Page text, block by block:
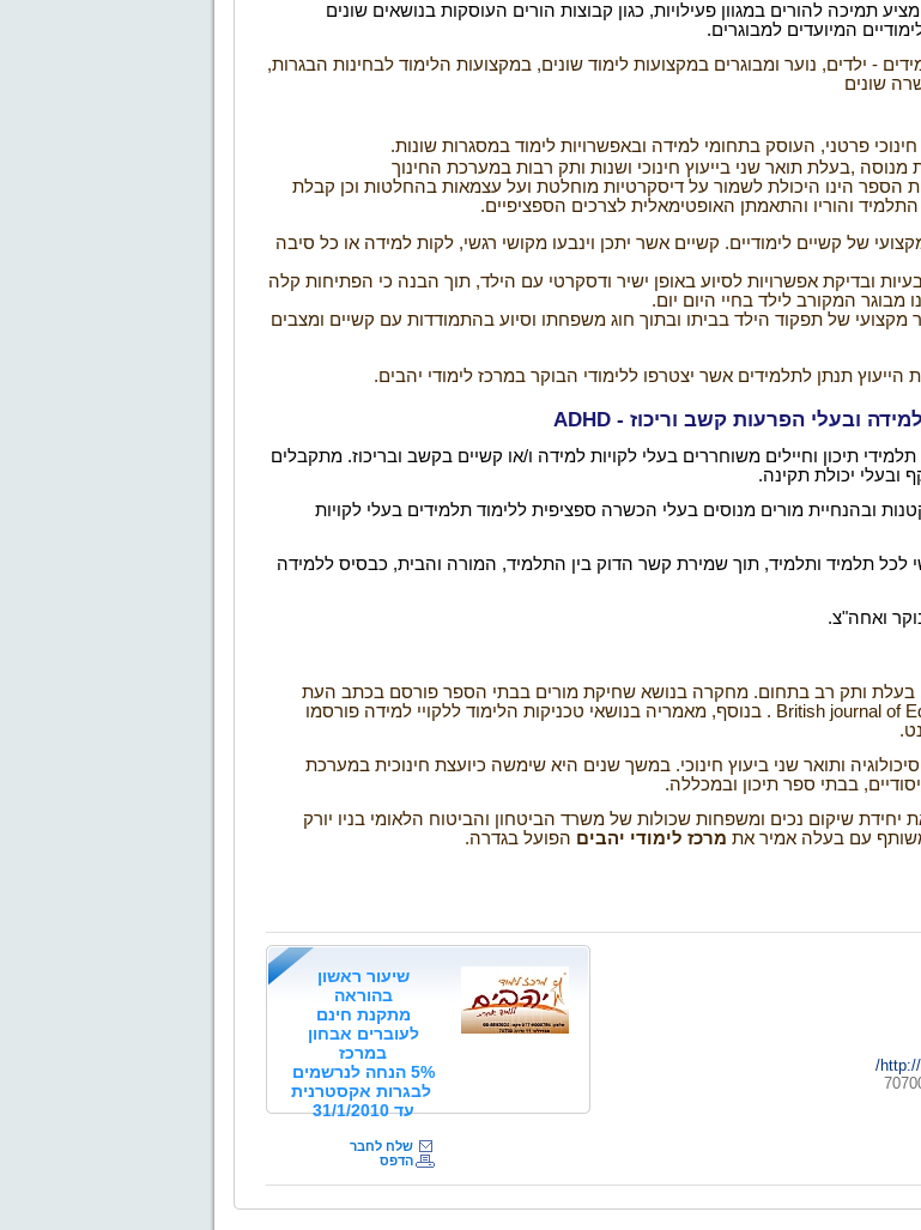
מציע תמיכה להורים במגוון פעילויות, כגון קבוצות הורים העוסקות בנושאים שונים
המיועדים למבוגרים.
- ילדים, נוער ומבוגרים במקצועות לימוד שונים, במקצועות הלימוד לבחינות הבגרות,
שונים
פרטני, העוסק בתחומי למידה ובאפשרויות לימוד במסגרות שונות.
מנוסה ,בעלת תואר שני בייעוץ חינוכי ושנות ותק רבות במערכת החינוך
הספר הינו היכולת לשמור על דיסקרטיות מוחלטת ועל עצמאות בהחלטות וכן קבלת
והוריו והתאמתן האופטימאלית לצרכים הספציפיים.
של קשיים לימודיים. קשיים אשר יתכן וינבעו מקושי רגשי, לקות למידה או כל סיבה
ובדיקת אפשרויות לסיוע באופן ישיר ודסקרטי עם הילד, תוך הבנה כי הפתיחות קלה
מבוגר המקורב לילד בחיי היום יום.
מקצועי של תפקוד הילד בביתו ובתוך חוג משפחתו וסיוע בהתמודדות עם קשיים ומצבים
הייעוץ תנתן לתלמידים אשר יצטרפו ללימודי הבוקר במרכז לימודי יהבים.
ובעלי הפרעות קשב וריכוז -
ADHD
תיכון וחיילים משוחררים בעלי לקויות למידה ו/או קשיים בקשב ובריכוז. מתקבלים
ובעלי יכולת תקינה.
ובהנחיית מורים מנוסים בעלי הכשרה ספציפית ללימוד תלמידים בעלי לקויות
לכל תלמיד ותלמיד, תוך שמירת קשר הדוק בין התלמיד, המורה והבית, כבסיס ללמידה
ואחה"צ.
בעלת ותק רב בתחום.מחקרה בנושא שחיקת מורים בבתי הספר פורסם בכתב העת
. British journal ofבנוסף, מאמריה בנושאי טכניקות הלימוד ללקויי למידה פורסמו
.
ותואר שני ביעוץ חינוכי. במשך שנים היא שימשה כיועצת חינוכית במערכת
יסודיים, בבתי ספר תיכון ובמכללה.
שכולות של משרד הביטחון והביטוח הלאומי בניו יורק
עם בעלה אמיר את מרכז לימודי יהבים הפועל בגדרה.
http://
שיעור ראשון
בהוראה
מתקנת חינם
לעוברים אבחון
במרכז
5% הנחה לנרשמים
לבגרות אקסטרנית
עד 31/1/2010
שלח לחבר
הדפס